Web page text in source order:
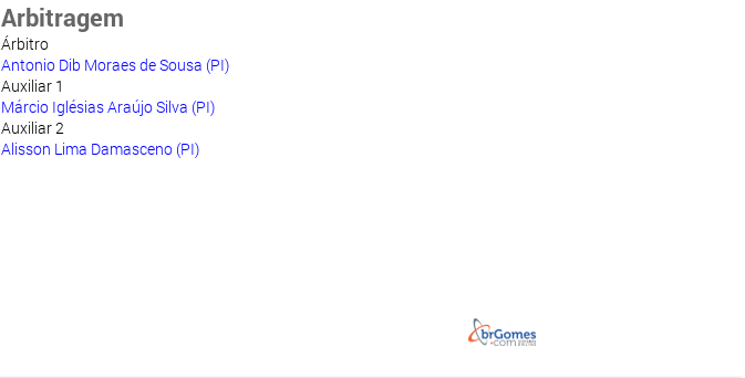
Arbitragem
Árbitro
Antonio Dib Moraes de Sousa (PI)
Auxiliar 1
Márcio Iglésias Araújo Silva (PI)
Auxiliar 2
Alisson Lima Damasceno (PI)